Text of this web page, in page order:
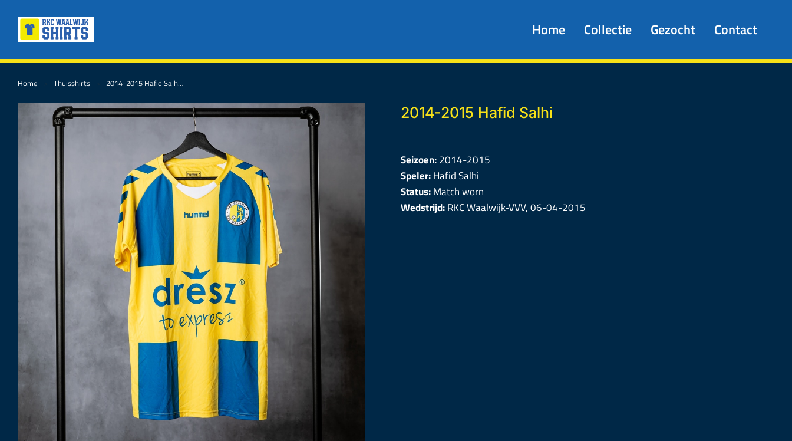
Home Collectie Gezocht Contact
Je bent hier:
Home Thuisshirts 2014-2015 Hafid Salh…
2014-2015 Hafid Salhi
Seizoen:2014-2015
Speler:Hafid Salhi
Status:Match worn
Wedstrijd:RKC Waalwijk-VVV, 06-04-2015